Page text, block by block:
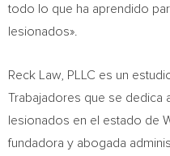
todo lo que ha aprendido
lesionados».
Reck Law, PLLC es un
Trabajadores que se dedica
lesionados en el estado de
fundadora y abogada